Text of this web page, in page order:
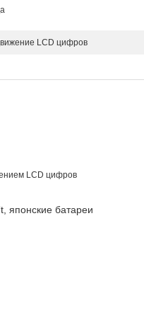
LCD цифров
LCD цифров
японские батареи